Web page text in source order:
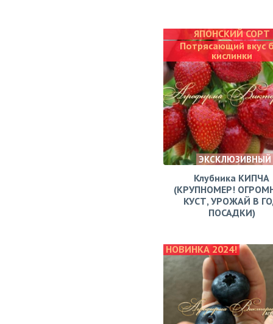
ЯПОНСКИЙ СОРТ
Потрясающий вкус
кислинки
ЭКСКЛЮЗИВНЫЙ
Клубника КИПЧА
(КРУПНОМЕР!
КУСТ, УРОЖАЙ В
ПОСАДКИ)
НОВИНКА 2024!